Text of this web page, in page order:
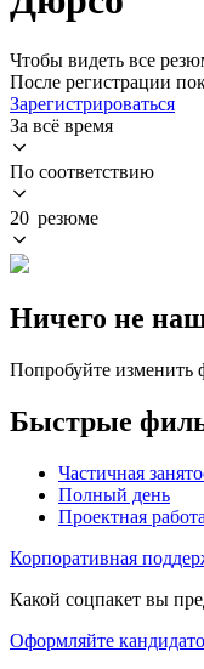
Чтобы видеть все
После регистрации
Зарегистрироваться
За всё время
По соответствию
20 резюме
Ничего не
Попробуйте изменить
Быстрые
Частичная
Полный день
Проектная работа
Корпоративная
Какой соцпакет вы
Оформляйте